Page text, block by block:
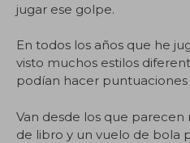
jugar ese golpe.
En todos los años que he
visto muchos estilos
podían hacer
Van desde los que parecen
de libro y un vuelo de bola